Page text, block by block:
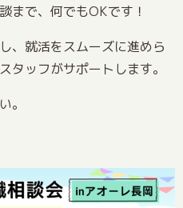
まで、何でもOKです！
、就活をスムーズに進めら
タッフがサポートします。
。